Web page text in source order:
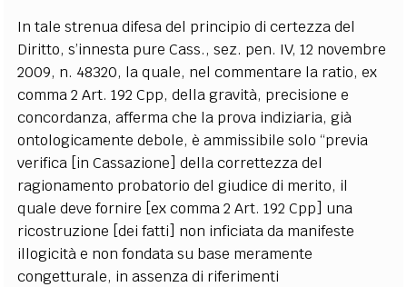
In tale strenua difesa del principio di certezza del
Diritto, s’innesta pure Cass., sez. pen. IV, 12 novembre
2009, n. 48320, la quale, nel commentare la ratio, ex
comma 2 Art. 192 Cpp, della gravità, precisione e
concordanza, afferma che la prova indiziaria, già
ontologicamente debole, è ammissibile solo “previa
verifica [in Cassazione] della correttezza del
ragionamento probatorio del giudice di merito, il
quale deve fornire [ex comma 2 Art. 192 Cpp] una
ricostruzione [dei fatti] non inficiata da manifeste
illogicità e non fondata su base meramente
congetturale, in assenza di riferimenti